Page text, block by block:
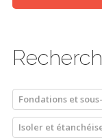
Fondations et
Isoler et